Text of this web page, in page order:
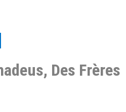
Des Frères